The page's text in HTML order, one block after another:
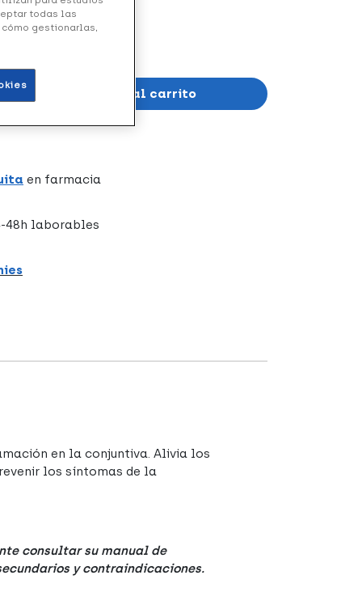
Añadir al carrito
en farmacia
48h laborables
en la conjuntiva. Alivia los
los síntomas de la
consultar su manual de
y contraindicaciones.
todas las
gestionarlas,